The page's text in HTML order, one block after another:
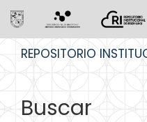
REPOSITORIO
Buscar